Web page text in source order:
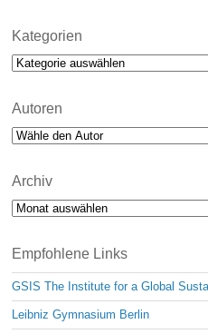
Kategorien
Kategorien
Autoren
Archiv
Archiv
Empfohlene Links
GSIS The Institute for a Global
Leibniz Gymnasium Berlin